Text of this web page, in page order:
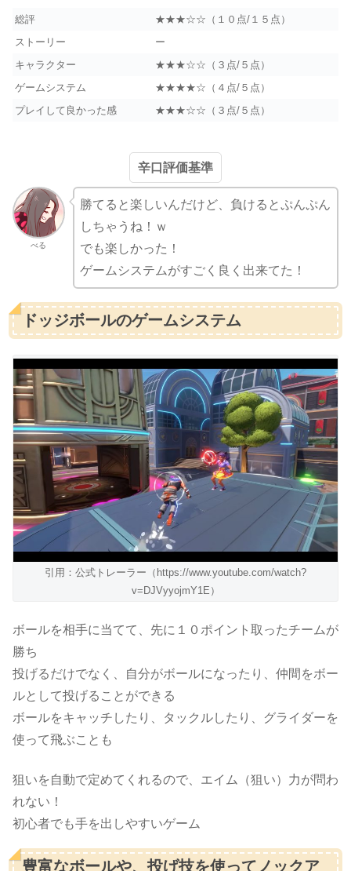
総評
★★★☆☆（１０点/１５点）
ストーリー
ー
キャラクター
★★★☆☆（３点/５点）
ゲームシステム
★★★★☆（４点/５点）
プレイして良かった感
★★★☆☆（３点/５点）
辛口評価基準
べる
勝てると楽しいんだけど、負けるとぷんぷん
しちゃうね！ｗ
でも楽しかった！
ゲームシステムがすごく良く出来てた！
ドッジボールのゲームシステム
引用：公式トレーラー（https://www.youtube.com/watch?
v=DJVyyojmY1E）
ボールを相手に当てて、先に１０ポイント取ったチームが
勝ち
投げるだけでなく、自分がボールになったり、仲間をボー
ルとして投げることができる
ボールをキャッチしたり、タックルしたり、グライダーを
使って飛ぶことも
狙いを自動で定めてくれるので、エイム（狙い）力が問わ
れない！
初心者でも手を出しやすいゲーム
豊富なボールや、投げ技を使ってノックア